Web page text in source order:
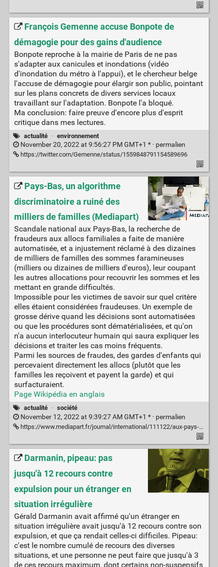
François Gemenne accuse Bonpote de
démagogie pour des gains d'audience
Bonpote reproche à la mairie de Paris de ne pas
s'adapter aux canicules et inondations (vidéo
d'inondation du métro à l'appui), et le chercheur belge
l'accuse de démagogie pour élargir son public, pointant
sur les plans concrets de divers services locaux
travaillant sur l'adaptation. Bonpote l'a bloqué.
Ma conclusion: faire preuve d'encore plus d'esprit
critique dans mes lectures.
actualité · environnement
November 20, 2022 at 9:56:27 PM GMT+1 * · permalien
https://twitter.com/Gemenne/status/1559848791154589696
Pays-Bas, un algorithme
discriminatoire a ruiné des
milliers de familles (Mediapart)
Scandale national aux Pays-Bas, la recherche de
fraudeurs aux allocs familiales a faite de manière
automatisée, et a injustement réclamé à des dizaines
de milliers de familles des sommes faramineuses
(milliers ou dizaines de milliers d'euros), leur coupant
les autres allocations pour recouvrir les sommes et les
mettant en grande difficultés.
Impossible pour les victimes de savoir sur quel critère
elles étaient considérées fraudeuses. Un exemple de
grosse dérive quand les décisions sont automatisées
ou que les procédures sont dématérialisées, et qu'on
n'a aucun interlocuteur humain qui saura expliquer les
décisions et traiter les cas moins fréquents.
Parmi les sources de fraudes, des gardes d'enfants qui
percevaient directement les allocs (plutôt que les
familles les reçoivent et payent la garde) et qui
surfacturaient.
Page Wikipédia en anglais
actualité · société
November 12, 2022 at 9:39:27 AM GMT+1 * · permalien
https://www.mediapart.fr/journal/international/111122/aux-pays-bas-un-algorithme-discriminatoire-ruine-des-milliers-de-familles
Darmanin, pipeau: pas
jusqu'à 12 recours contre
expulsion pour un étranger en
situation irrégulière
Gérald Darmanin avait affirmé qu'un étranger en
situation irrégulière avait jusqu'à 12 recours contre son
expulsion, et que ça rendait celles-ci difficiles. Pipeau:
c'est le nombre cumulé de recours des diverses
situations, et une personne ne peut faire que jusqu'à 3
de ces recours maximum, dont certains non-suspensifs